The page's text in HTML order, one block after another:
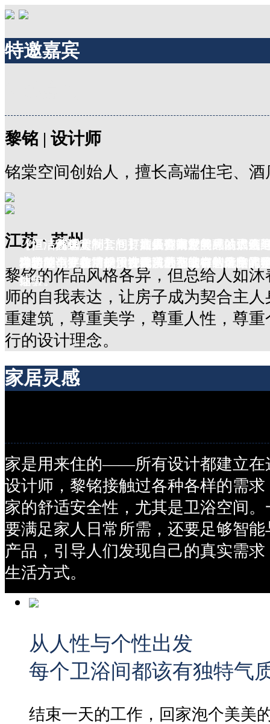
特邀嘉宾
黎铭 | 设计师
铭棠空间创始人，擅长高端住宅、酒
江苏 · 苏州
黎铭的作品风格各异，但总给人如
师的自我表达，让房子成为契合主
重建筑，尊重美学，尊重人性，尊
行的设计理念。
家居灵感
家是用来住的——所有设计都建立在
设计师，黎铭接触过各种各样的需
家的舒适安全性，尤其是卫浴空间
要满足家人日常所需，还要足够智
产品，引导人们发现自己的真实需
生活方式。
从人性与个性出发
每个卫浴间都该有独特气
结束一天的工作，回家泡个美美
【恒洁真檐套间】想打造具有东方美感的卫浴
弃繁琐与复杂，保留古拙质朴，这样的风格无
【恒洁美式质朴套间】如果你喜欢美式的大气
种想象，在简洁的设计语言之下，有着优美的
细节。
【恒洁简奢套间】想要在低调中彰显品位，则
独特腔调，善用材质变化，营造出简约奢华的
达。
【恒洁纯享定制套间】高级公寓空间可以借鉴
求定制个性化功能，在有限的空间中创造出流
【恒洁艺享定制套间】酒店控最爱的一站式全
浴功能，穿衣打扮、洗澡洗漱都能在这个空间
【恒洁奢适定制套间】如果空间足够大，那么
体验感也要拉满，用智能马桶和带有智能除雾
体验。